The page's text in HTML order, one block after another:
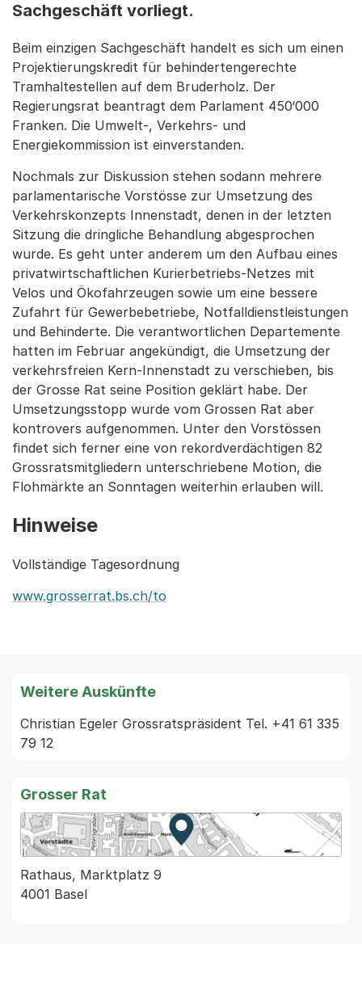
Sachgeschäft vorliegt.
Beim einzigen Sachgeschäft handelt es sich um einen
Projektierungskredit für behindertengerechte
Tramhaltestellen auf dem Bruderholz. Der
Regierungsrat beantragt dem Parlament 450‘000
Franken. Die Umwelt-, Verkehrs- und
Energiekommission ist einverstanden.
Nochmals zur Diskussion stehen sodann mehrere
parlamentarische Vorstösse zur Umsetzung des
Verkehrskonzepts Innenstadt, denen in der letzten
Sitzung die dringliche Behandlung abgesprochen
wurde. Es geht unter anderem um den Aufbau eines
privatwirtschaftlichen Kurierbetriebs-Netzes mit
Velos und Ökofahrzeugen sowie um eine bessere
Zufahrt für Gewerbebetriebe, Notfalldienstleistungen
und Behinderte. Die verantwortlichen Departemente
hatten im Februar angekündigt, die Umsetzung der
verkehrsfreien Kern-Innenstadt zu verschieben, bis
der Grosse Rat seine Position geklärt habe. Der
Umsetzungsstopp wurde vom Grossen Rat aber
kontrovers aufgenommen. Unter den Vorstössen
findet sich ferner eine von rekordverdächtigen 82
Grossratsmitgliedern unterschriebene Motion, die
Flohmärkte an Sonntagen weiterhin erlauben will.
Hinweise
Vollständige Tagesordnung
www.grosserrat.bs.ch/to
Weitere Auskünfte
Christian Egeler Grossratspräsident Tel. +41 61 335
79 12
Grosser Rat
Zur Karte von MapBS.
Externer Link, wird in einem
Rathaus, Marktplatz 9
4001 Basel